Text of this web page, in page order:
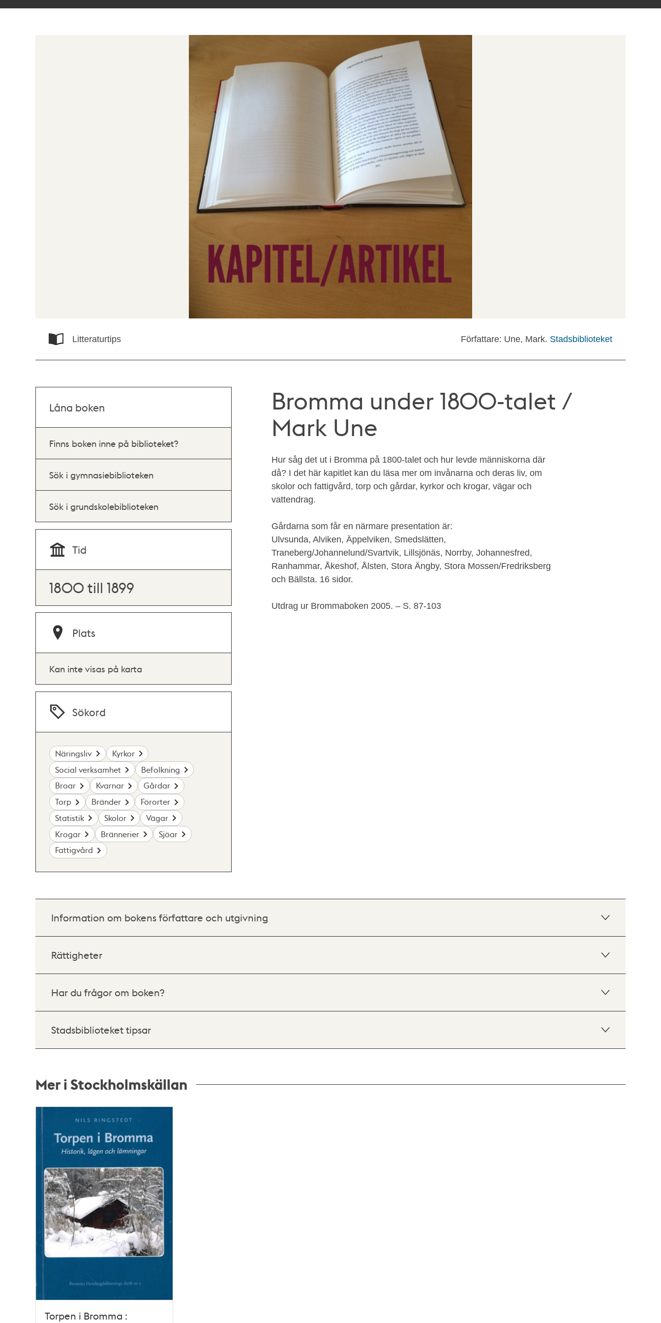
Litteraturtips Författare: Une, Mark. Stadsbiblioteket
Bromma under 1800-talet /
Mark Une
Hur såg det ut i Bromma på 1800-talet och hur levde människorna där
då? I det här kapitlet kan du läsa mer om invånarna och deras liv, om
skolor och fattigvård, torp och gårdar, kyrkor och krogar, vägar och
vattendrag.
Gårdarna som får en närmare presentation är:
Ulvsunda, Alviken, Äppelviken, Smedslätten,
Traneberg/Johannelund/Svartvik, Lillsjönäs, Norrby, Johannesfred,
Ranhammar, Åkeshof, Ålsten, Stora Ängby, Stora Mossen/Fredriksberg
och Bällsta. 16 sidor.
Utdrag ur Brommaboken 2005. – S. 87-103
Låna boken
Finns boken inne på biblioteket?
Sök i gymnasiebiblioteken
Sök i grundskolebiblioteken
Tid
1800 till 1899
Plats
Kan inte visas på karta
Sökord
Näringsliv
Kyrkor
Social verksamhet
Befolkning
Broar
Kvarnar
Gårdar
Torp
Bränder
Förorter
Statistik
Skolor
Vägar
Krogar
Brännerier
Sjöar
Fattigvård
Information om bokens författare och utgivning
Rättigheter
Har du frågor om boken?
Stadsbiblioteket tipsar
Mer i Stockholmskällan
Torpen i Bromma :